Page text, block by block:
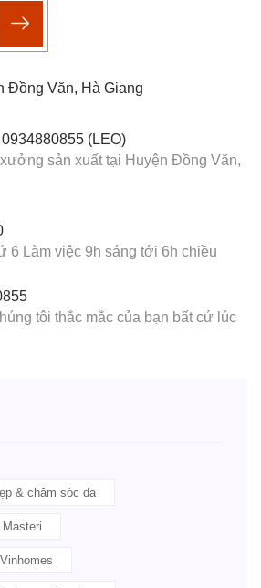
Đồng Văn, Hà Giang
(LEO)
sản xuất tại Huyện Đồng Văn,
6 Làm việc 9h sáng tới 6h chiều
tôi thắc mắc của bạn bất cứ lúc
& chăm sóc da